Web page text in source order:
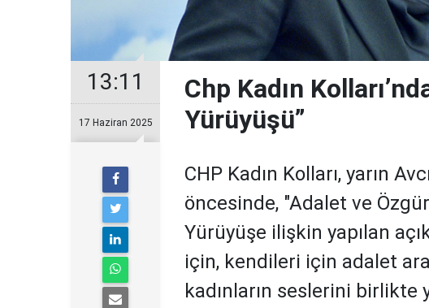
13:11
17 Haziran 2025
Chp Kadın
Yürüyüşü”
CHP Kadın Kolları, yarın
öncesinde, "Adalet ve
Yürüyüşe ilişkin yapılan
için, kendileri için adalet
kadınların seslerini birlikte